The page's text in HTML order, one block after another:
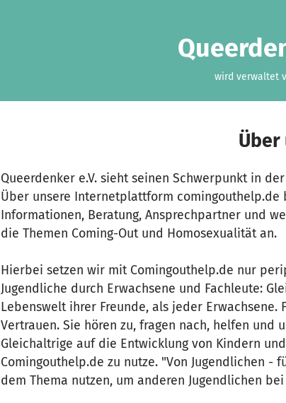
wird verwaltet
Über
Queerdenker e.V. sieht seinen Schwerpunkt in
Über unsere Internetplattform comingouthelp.de
Informationen, Beratung, Ansprechpartner und
die Themen Coming-Out und Homosexualität an.
Hierbei setzen wir mit Comingouthelp.de nur
Jugendliche durch Erwachsene und Fachleute:
Lebenswelt ihrer Freunde, als jeder
Vertrauen. Sie hören zu, fragen nach, helfen und
Gleichaltrige auf die Entwicklung von Kindern
Comingouthelp.de zu nutze. "Von Jugendlichen
dem Thema nutzen, um anderen Jugendlichen